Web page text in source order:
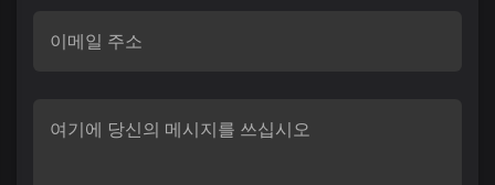
이메일 주소
여기에 당신의 메시지를 쓰십시오